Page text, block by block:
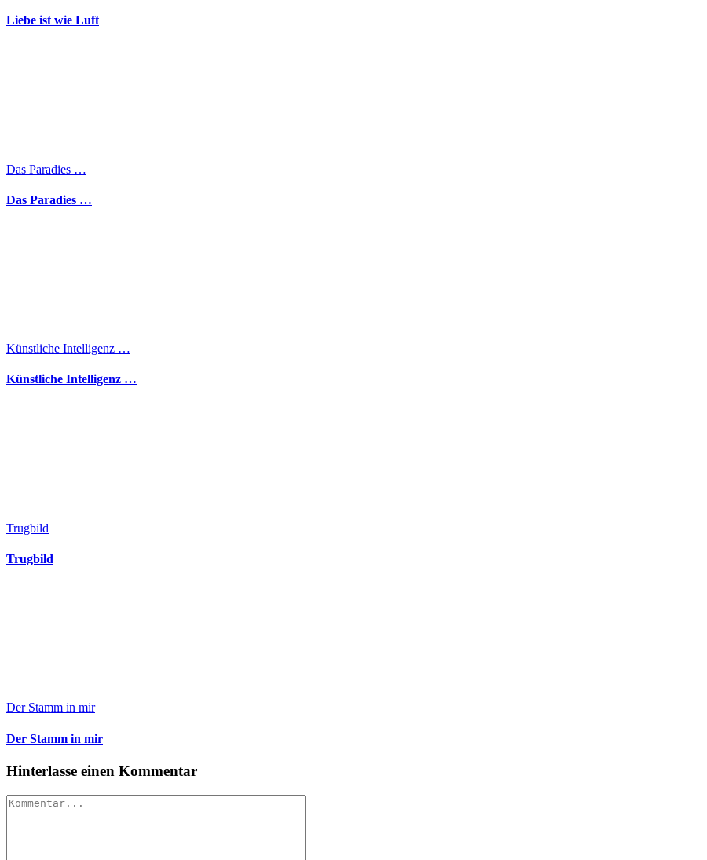
Liebe ist wie Luft
Das Paradies …
Das Paradies …
Künstliche Intelligenz …
Künstliche Intelligenz …
Trugbild
Trugbild
Der Stamm in mir
Der Stamm in mir
Hinterlasse einen Kommentar
Kommentar